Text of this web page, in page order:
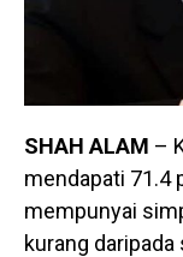
SHAH ALAM –
mendapati 71.4
mempunyai
kurang